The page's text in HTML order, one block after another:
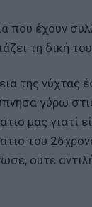
που έχουν
τη δική
της
γύρω
μας γιατί
του
ούτε